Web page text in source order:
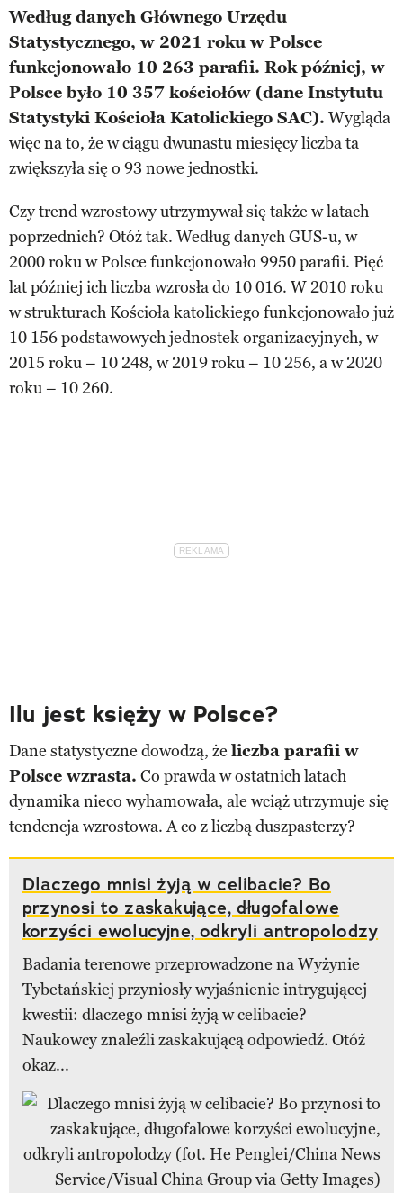
Według danych Głównego Urzędu
Statystycznego, w 2021 roku w Polsce
funkcjonowało 10 263 parafii. Rok później, w
Polsce było 10 357 kościołów (dane Instytutu
Statystyki Kościoła Katolickiego SAC). Wygląda
więc na to, że w ciągu dwunastu miesięcy liczba ta
zwiększyła się o 93 nowe jednostki.
Czy trend wzrostowy utrzymywał się także w latach
poprzednich? Otóż tak. Według danych GUS-u, w
2000 roku w Polsce funkcjonowało 9950 parafii. Pięć
lat później ich liczba wzrosła do 10 016. W 2010 roku
w strukturach Kościoła katolickiego funkcjonowało już
10 156 podstawowych jednostek organizacyjnych, w
2015 roku – 10 248, w 2019 roku – 10 256, a w 2020
roku – 10 260.
Ilu jest księży w Polsce?
Dane statystyczne dowodzą, że liczba parafii w
Polsce wzrasta. Co prawda w ostatnich latach
dynamika nieco wyhamowała, ale wciąż utrzymuje się
tendencja wzrostowa. A co z liczbą duszpasterzy?
Dlaczego mnisi żyją w celibacie? Bo
przynosi to zaskakujące, długofalowe
korzyści ewolucyjne, odkryli antropolodzy
Badania terenowe przeprowadzone na Wyżynie
Tybetańskiej przyniosły wyjaśnienie intrygującej
kwestii: dlaczego mnisi żyją w celibacie?
Naukowcy znaleźli zaskakującą odpowiedź. Otóż
okaz...